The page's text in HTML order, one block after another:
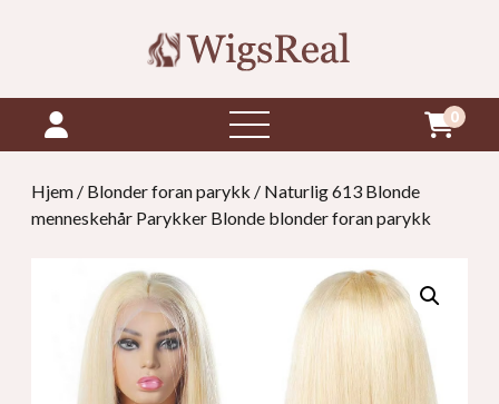
åpne
menyen
0
Hjem / Blonder foran parykk / Naturlig 613 Blonde
menneskehår Parykker Blonde blonder foran parykk